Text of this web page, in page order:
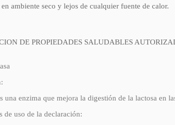
en ambiente seco y lejos de cualquier fuente de calor.
DE PROPIEDADES SALUDABLES
una enzima que mejora la digestión de la lactosa en
de uso de la declaración: